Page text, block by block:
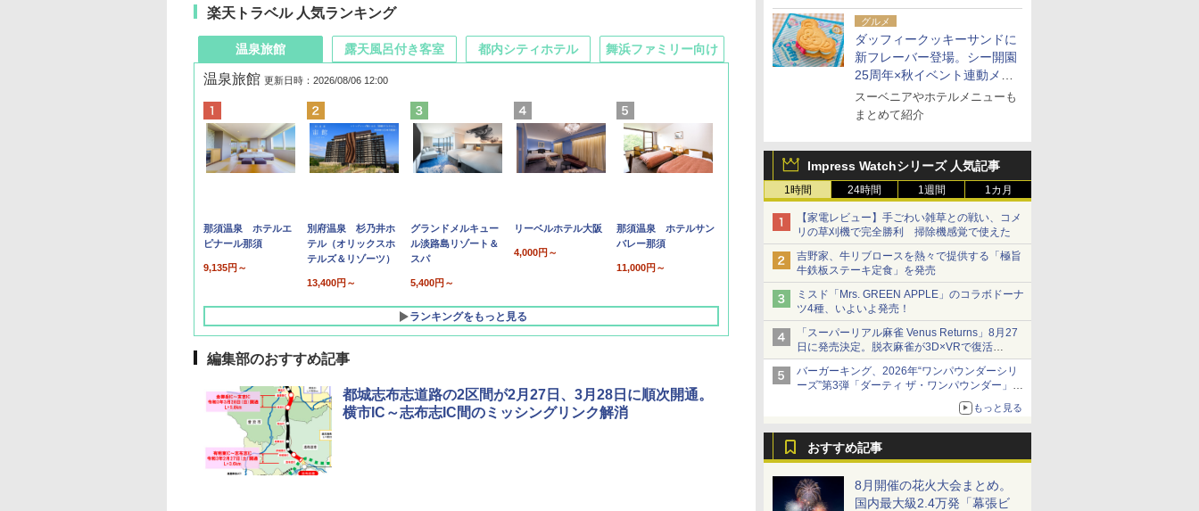
豪華バイキングを体験してき
た！
グルメ
ダッフィークッキーサンドに
新フレーバー登場。シー開園
25周年×秋イベント連動メニ
ュー
スーベニアやホテルメニューも
まとめて紹介
Impress Watchシリーズ 人気記事
1時間 24時間 1週間 1カ月
【家電レビュー】手ごわい雑草との戦い、コメ
リの草刈機で完全勝利 掃除機感覚で使えた
吉野家、牛リブロースを熱々で提供する「極旨
牛鉄板ステーキ定食」を発売
ミスド「Mrs. GREEN APPLE」のコラボドーナ
ツ4種、いよいよ発売！
「スーパーリアル麻雀 Venus Returns」8月27
日に発売決定。脱衣麻雀が3D×VRで復活
発売から2週間は20%オフになるセールが実施
バーガーキング、2026年“ワンパウンダーシリ
ーズ”第3弾「ダーティ ザ・ワンパウンダー」を
「特製ガーリックマヨソース」を使用した超大
もっと見る
おすすめ記事
8月開催の花火大会まとめ。
国内最大級2.4万発「幕張ビ
楽天トラベル 人気ランキング
温泉旅館
温泉旅館 更新日時：2026/08/06 12:00
那須温泉 ホテルエ
ピナール那須
9,135円～
別府温泉 杉乃井ホ
テル（オリックスホ
テルズ＆リゾーツ）
13,400円～
グランドメルキュー
ル淡路島リゾート＆
スパ
5,400円～
リーベルホテル大阪
4,000円～
那須温泉 ホテルサン
バレー那須
11,000円～
ランキングをもっと見る
露天風呂付き客室 都内シティホテル 舞浜ファミリー向け
編集部のおすすめ記事
都城志布志道路の2区間が2月27日、3月28日に順次開通。
横市IC～志布志IC間のミッシングリンク解消